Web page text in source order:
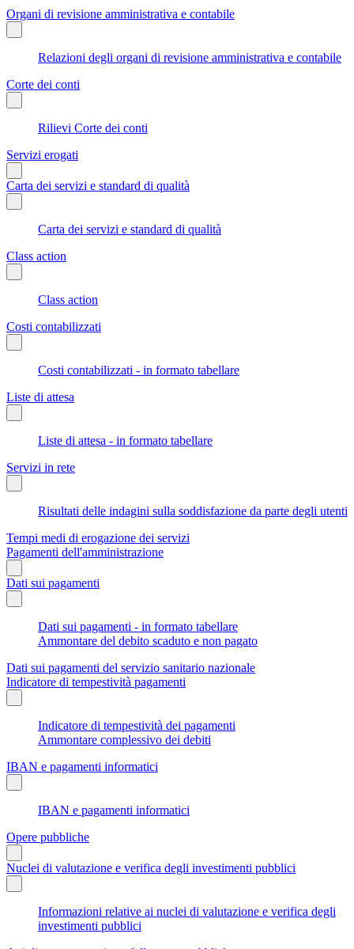
Organi di revisione amministrativa e contabile
Relazioni degli organi di revisione amministrativa e contabile
Corte dei conti
Rilievi Corte dei conti
Servizi erogati
Carta dei servizi e standard di qualità
Carta dei servizi e standard di qualità
Class action
Class action
Costi contabilizzati
Costi contabilizzati - in formato tabellare
Liste di attesa
Liste di attesa - in formato tabellare
Servizi in rete
Risultati delle indagini sulla soddisfazione da parte degli utenti
Tempi medi di erogazione dei servizi
Pagamenti dell'amministrazione
Dati sui pagamenti
Dati sui pagamenti - in formato tabellare
Ammontare del debito scaduto e non pagato
Dati sui pagamenti del servizio sanitario nazionale
Indicatore di tempestività pagamenti
Indicatore di tempestività dei pagamenti
Ammontare complessivo dei debiti
IBAN e pagamenti informatici
IBAN e pagamenti informatici
Opere pubbliche
Nuclei di valutazione e verifica degli investimenti pubblici
Informazioni relative ai nuclei di valutazione e verifica degli
investimenti pubblici